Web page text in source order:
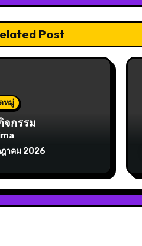
Post
หมู่
จกรรม
ฎาคม 2026